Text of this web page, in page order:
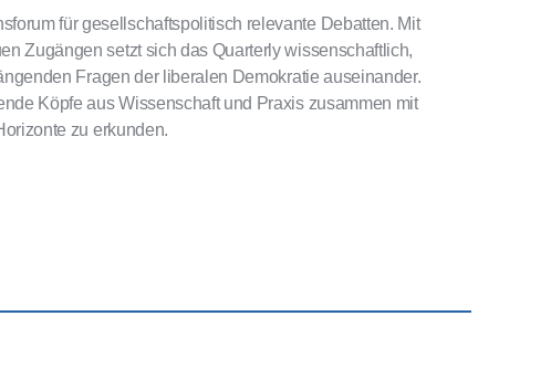
für gesellschaftspolitisch relevante Debatten. Mit
Zugängen setzt sich das Quarterly wissenschaftlich,
Fragen der liberalen Demokratie auseinander.
Köpfe aus Wissenschaft und Praxis zusammen mit
zu erkunden.